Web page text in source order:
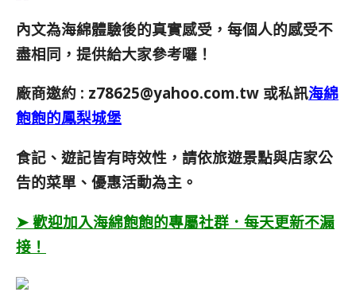
內文為海綿體驗後的真實感受，每個人的感受不
盡相同，提供給大家參考囉！
廠商邀約 : z78625@yahoo.com.tw 或私訊海綿
飽飽的鳳梨城堡
食記、遊記皆有時效性，請依旅遊景點與店家公
告的菜單、優惠活動為主。
➤ 歡迎加入海綿飽飽的專屬社群．每天更新不漏
接！